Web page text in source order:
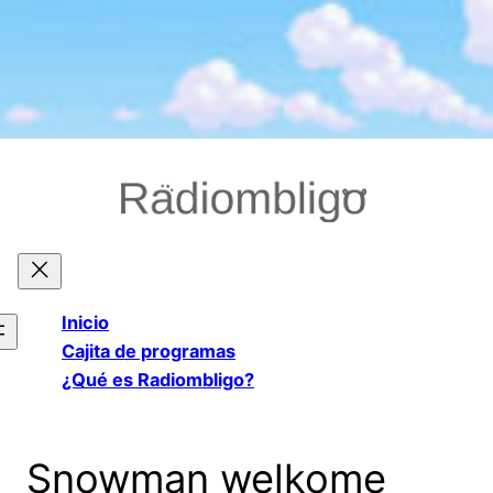
Inicio
Cajita de programas
¿Qué es Radiombligo?
Snowman welkome